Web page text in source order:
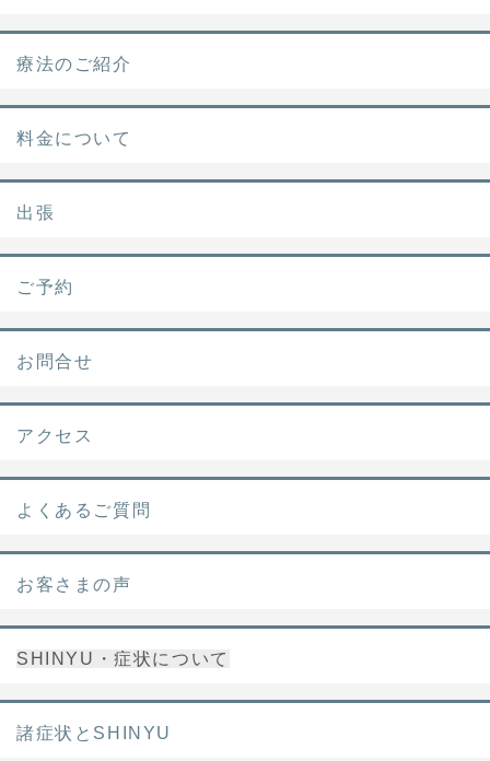
療法のご紹介
料金について
出張
ご予約
お問合せ
アクセス
よくあるご質問
お客さまの声
SHINYU・症状について
諸症状とSHINYU